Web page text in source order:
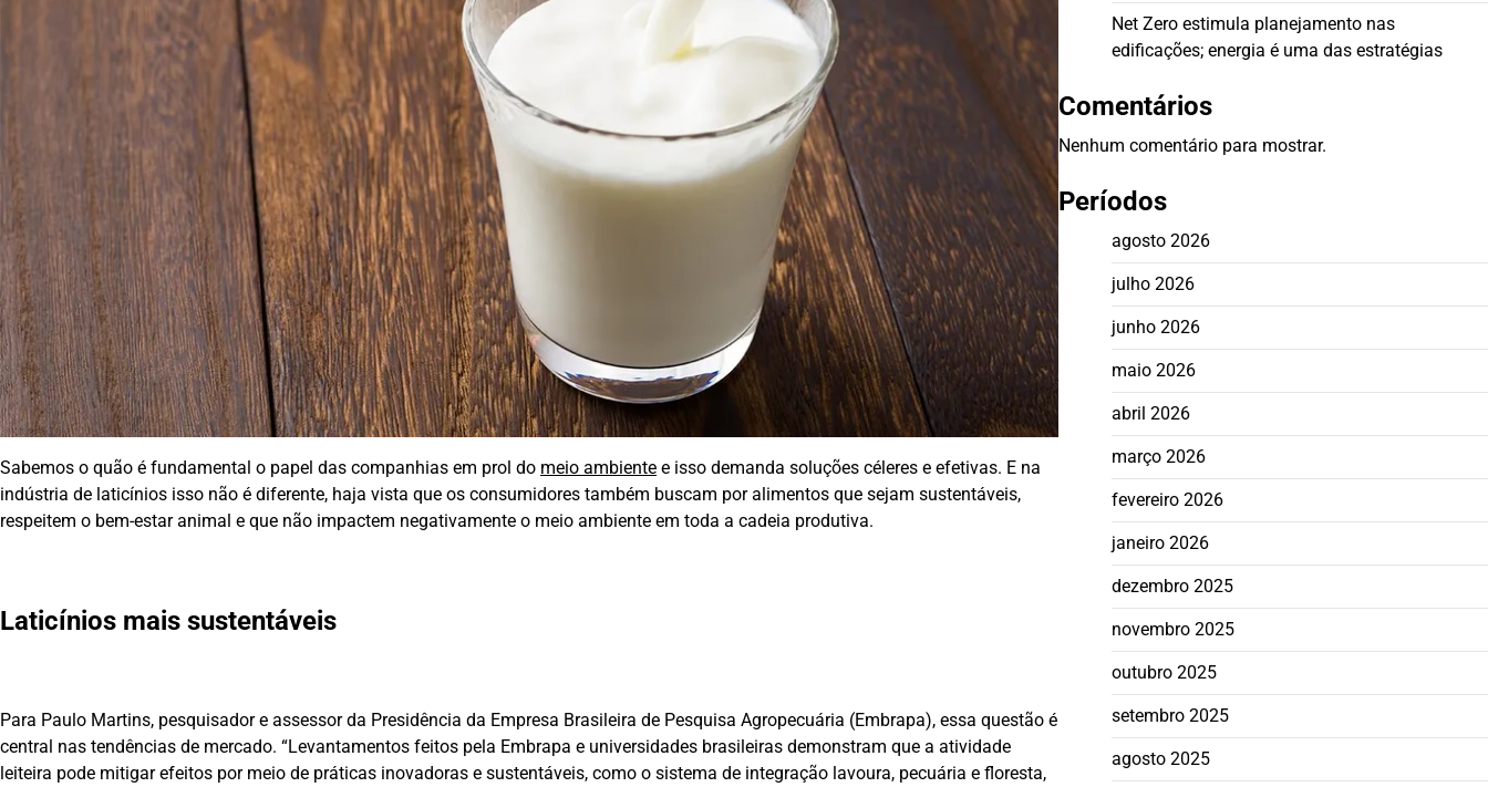
Sabemos o quão é fundamental o papel das companhias em prol do meio ambiente e isso demanda soluções céleres e efetivas. E na
indústria de laticínios isso não é diferente, haja vista que os consumidores também buscam por alimentos que sejam sustentáveis,
respeitem o bem-estar animal e que não impactem negativamente o meio ambiente em toda a cadeia produtiva.
Laticínios mais sustentáveis
Para Paulo Martins, pesquisador e assessor da Presidência da Empresa Brasileira de Pesquisa Agropecuária (Embrapa), essa questão é
central nas tendências de mercado. “Levantamentos feitos pela Embrapa e universidades brasileiras demonstram que a atividade
leiteira pode mitigar efeitos por meio de práticas inovadoras e sustentáveis, como o sistema de integração lavoura, pecuária e floresta,
Net Zero estimula planejamento nas
edificações; energia é uma das estratégias
Comentários
Nenhum comentário para mostrar.
Períodos
agosto 2026
julho 2026
junho 2026
maio 2026
abril 2026
março 2026
fevereiro 2026
janeiro 2026
dezembro 2025
novembro 2025
outubro 2025
setembro 2025
agosto 2025